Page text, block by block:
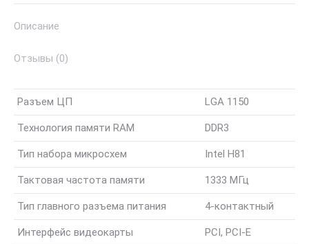
+
DС
Описание
Отзывы (0)
Разъем ЦП LGA 1150
Технология памяти RAM DDR3
Тип набора микросхем Intel H81
Тактовая частота памяти 1333 МГц
Тип главного разъема питания 4-контактный
Интерфейс видеокарты PCI, PCI-E